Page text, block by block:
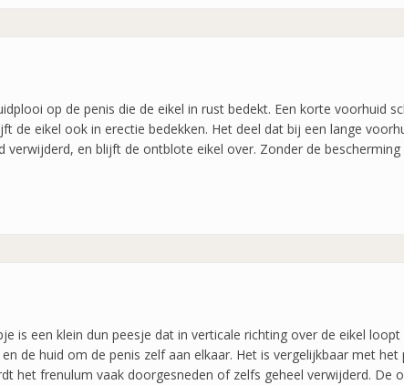
op de penis die de eikel in rust bedekt. Een korte voorhuid
de eikel ook in erectie bedekken. Het deel dat bij een lange
en blijft de ontblote eikel over. Zonder de
is een klein dun peesje dat in verticale richting over de eikel
de huid om de penis zelf aan elkaar. Het is vergelijkbaar met
het frenulum vaak doorgesneden of zelfs geheel verwijderd. De